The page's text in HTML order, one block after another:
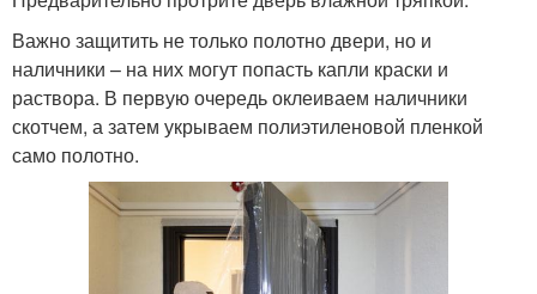
Важно защитить не только полотно двери, но и
наличники – на них могут попасть капли краски и
раствора. В первую очередь оклеиваем наличники
скотчем, а затем укрываем полиэтиленовой пленкой
само полотно.